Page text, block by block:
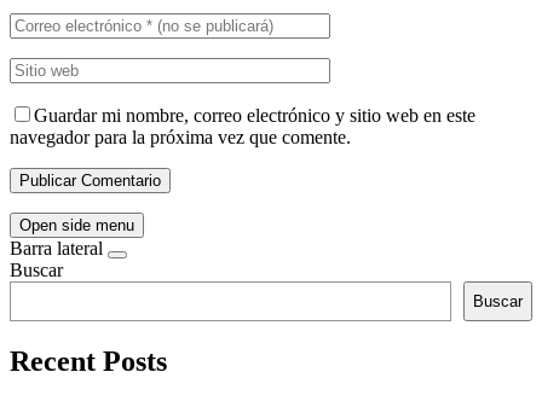
Guardar mi nombre, correo electrónico y sitio web en este
navegador para la próxima vez que comente.
Open side menu
Barra lateral
Buscar
Buscar
Recent Posts